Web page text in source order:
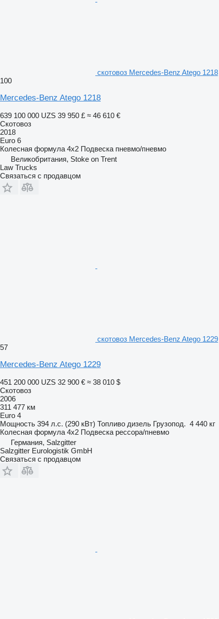
скотовоз Mercedes-Benz Atego 1218
100
Mercedes-Benz Atego 1218
639 100 000 UZS 39 950 £ ≈ 46 610 €
Скотовоз
2018
Euro 6
Колесная формула 4x2 Подвеска пневмо/пневмо
Великобритания, Stoke on Trent
Law Trucks
Связаться с продавцом
скотовоз Mercedes-Benz Atego 1229
57
Mercedes-Benz Atego 1229
451 200 000 UZS 32 900 € ≈ 38 010 $
Скотовоз
2006
311 477 км
Euro 4
Мощность 394 л.с. (290 кВт) Топливо дизель Грузопод. 4 440 кг
Колесная формула 4x2 Подвеска рессора/пневмо
Германия, Salzgitter
Salzgitter Eurologistik GmbH
Связаться с продавцом